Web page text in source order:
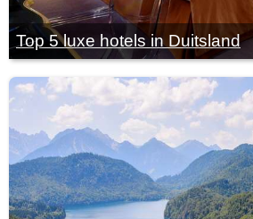
Top 5 luxe hotels in Duitsland